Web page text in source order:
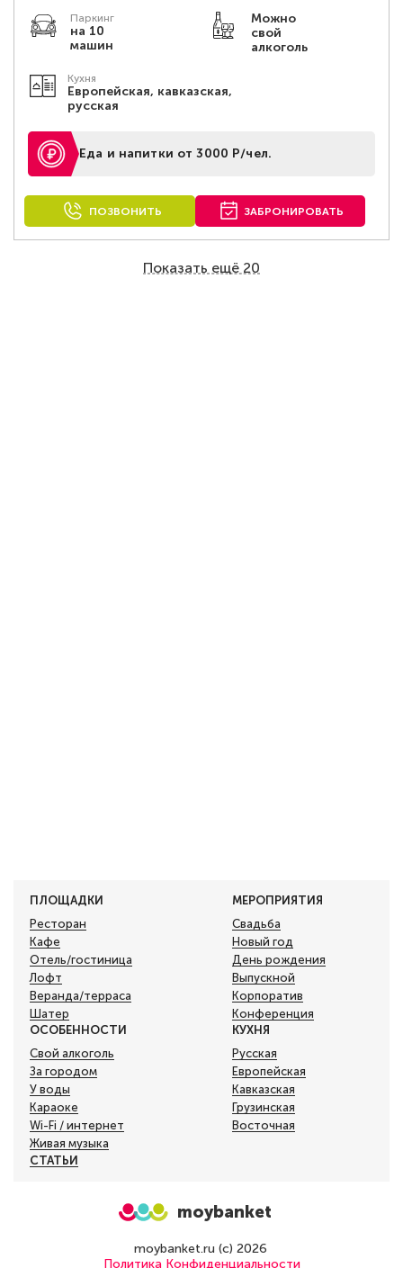
Паркинг
на 10
машин
Можно
свой
алкоголь
Кухня
Европейская, кавказская,
русская
Еда и напитки от 3000 Р/чел.
ПОЗВОНИТЬ ЗАБРОНИРОВАТЬ
Показать ещё 20
ПЛОЩАДКИ
Ресторан
Кафе
Отель/гостиница
Лофт
Веранда/терраса
Шатер
МЕРОПРИЯТИЯ
Свадьба
Новый год
День рождения
Выпускной
Корпоратив
Конференция
ОСОБЕННОСТИ
Свой алкоголь
За городом
У воды
Караоке
Wi-Fi / интернет
Живая музыка
КУХНЯ
Русская
Европейская
Кавказская
Грузинская
Восточная
СТАТЬИ
moybanket
moybanket.ru (с) 2026
Политика Конфиденциальности